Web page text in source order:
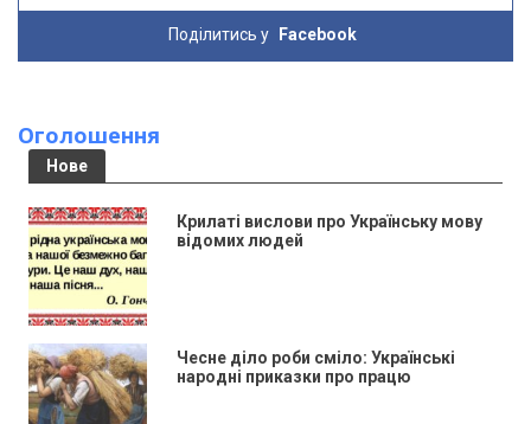
Поділитись у Facebook
Оголошення
Нове
Крилаті вислови про Українську мову
відомих людей
Чесне діло роби сміло: Українські
народні приказки про працю